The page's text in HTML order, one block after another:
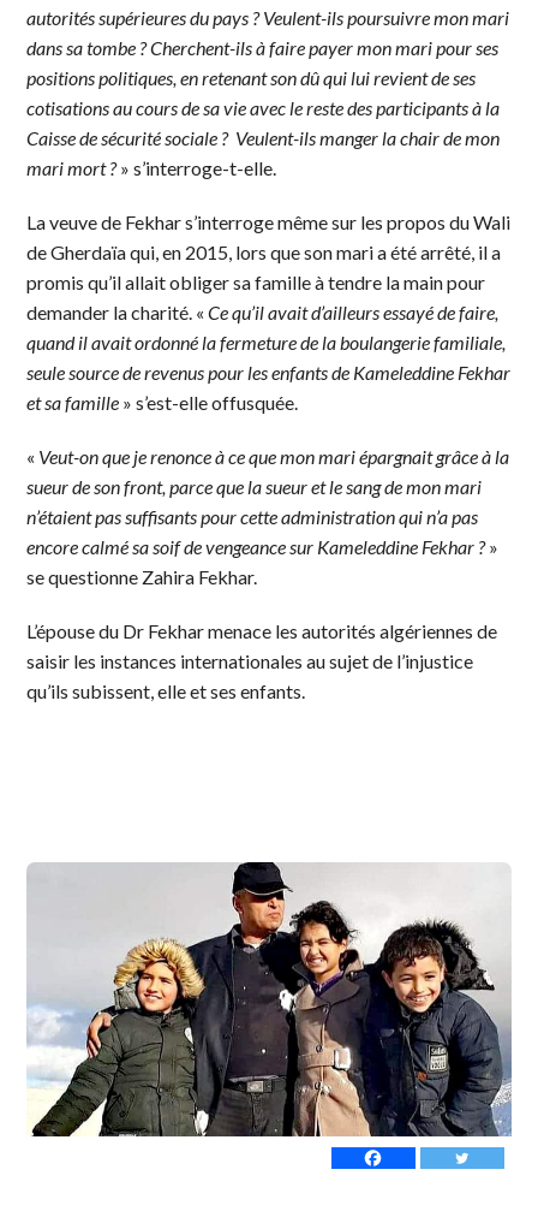
autorités supérieures du pays ? Veulent-ils poursuivre mon mari
dans sa tombe ? Cherchent-ils à faire payer mon mari pour ses
positions politiques, en retenant son dû qui lui revient de ses
cotisations au cours de sa vie avec le reste des participants à la
Caisse de sécurité sociale ? Veulent-ils manger la chair de mon
mari mort ?» s’interroge-t-elle.
La veuve de Fekhar s’interroge même sur les propos du Wali
de Gherdaïa qui, en 2015, lors que son mari a été arrêté, il a
promis qu’il allait obliger sa famille à tendre la main pour
demander la charité. «Ce qu’il avait d’ailleurs essayé de faire,
quand il avait ordonné la fermeture de la boulangerie familiale,
seule source de revenus pour les enfants de Kameleddine Fekhar
et sa famille » s’est-elle offusquée.
« Veut-on que je renonce à ce que mon mari épargnait grâce à la
sueur de son front, parce que la sueur et le sang de mon mari
n’étaient pas suffisants pour cette administration qui n’a pas
encore calmé sa soif de vengeance sur Kameleddine Fekhar ?»
se questionne Zahira Fekhar.
L’épouse du Dr Fekhar menace les autorités algériennes de
saisir les instances internationales au sujet de l’injustice
qu’ils subissent, elle et ses enfants.